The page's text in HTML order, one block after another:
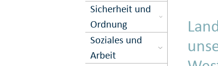
Sicher­heit und
Ord­nung
Soziales und
Arbeit